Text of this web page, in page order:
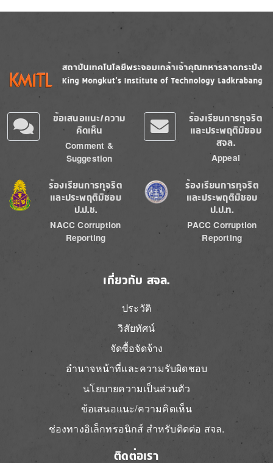
Image
ข้อเสนอแนะ/ความ
คิดเห็น
Comment &
Suggestion
ร้องเรียนการทุจริต
และประพฤติมิชอบ
สจล.
Appeal
Image
ร้องเรียนการทุจริต
และประพฤติมิชอบ
ป.ป.ช.
NACC Corruption
Reporting
Image
ร้องเรียนการทุจริต
และประพฤติมิชอบ
ป.ป.ท.
PACC Corruption
Reporting
เกี่ยวกับ สจล.
ประวัติ
วิสัยทัศน์
จัดซื้อจัดจ้าง
อำนาจหน้าที่และความรับผิดชอบ
นโยบายความเป็นส่วนตัว
ข้อเสนอแนะ/ความคิดเห็น
ช่องทางอิเล็กทรอนิกส์ สำหรับติดต่อ สจล.
ติดต่อเรา